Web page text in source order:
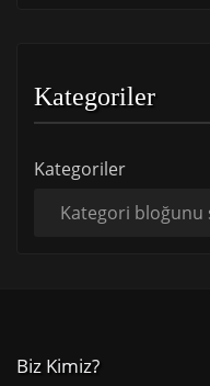
Kategoriler
Kategoriler
Biz Kimiz?